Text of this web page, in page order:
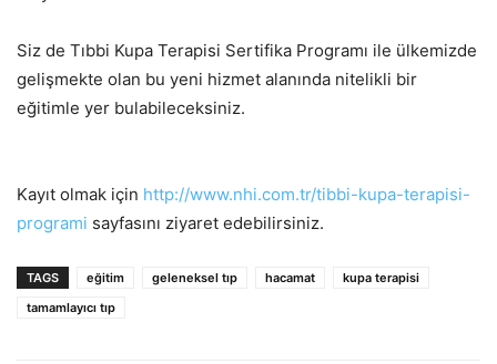
Siz de Tıbbi Kupa Terapisi Sertifika Programı ile ülkemizde
gelişmekte olan bu yeni hizmet alanında nitelikli bir
eğitimle yer bulabileceksiniz.
Kayıt olmak için http://www.nhi.com.tr/tibbi-kupa-terapisi-
programi sayfasını ziyaret edebilirsiniz.
TAGS eğitim geleneksel tıp hacamat
kupa terapisi
tamamlayıcı tıp